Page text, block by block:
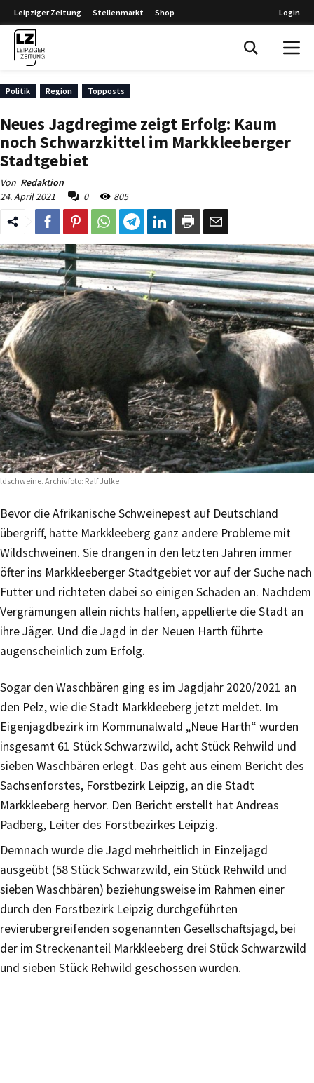
Leipziger Zeitung Stellenmarkt Shop Login
Politik Region Topposts
Neues Jagdregime zeigt Erfolg: Kaum
noch Schwarzkittel im Markkleeberger
Stadtgebiet
Von Redaktion
24. April 2021
0 805
Archivfoto: Ralf Julke
Bevor die Afrikanische Schweinepest auf Deutschland
übergriff, hatte Markkleeberg ganz andere Probleme mit
Wildschweinen. Sie drangen in den letzten Jahren immer
öfter ins Markkleeberger Stadtgebiet vor auf der Suche nach
Futter und richteten dabei so einigen Schaden an. Nachdem
Vergrämungen allein nichts halfen, appellierte die Stadt an
ihre Jäger. Und die Jagd in der Neuen Harth führte
augenscheinlich zum Erfolg.
Sogar den Waschbären ging es im Jagdjahr 2020/2021 an
den Pelz, wie die Stadt Markkleeberg jetzt meldet. Im
Eigenjagdbezirk im Kommunalwald „Neue Harth“ wurden
insgesamt 61 Stück Schwarzwild, acht Stück Rehwild und
sieben Waschbären erlegt. Das geht aus einem Bericht des
Sachsenforstes, Forstbezirk Leipzig, an die Stadt
Markkleeberg hervor. Den Bericht erstellt hat Andreas
Padberg, Leiter des Forstbezirkes Leipzig.
Demnach wurde die Jagd mehrheitlich in Einzeljagd
ausgeübt (58 Stück Schwarzwild, ein Stück Rehwild und
sieben Waschbären) beziehungsweise im Rahmen einer
durch den Forstbezirk Leipzig durchgeführten
revierübergreifenden sogenannten Gesellschaftsjagd, bei
der im Streckenanteil Markkleeberg drei Stück Schwarzwild
und sieben Stück Rehwild geschossen wurden.